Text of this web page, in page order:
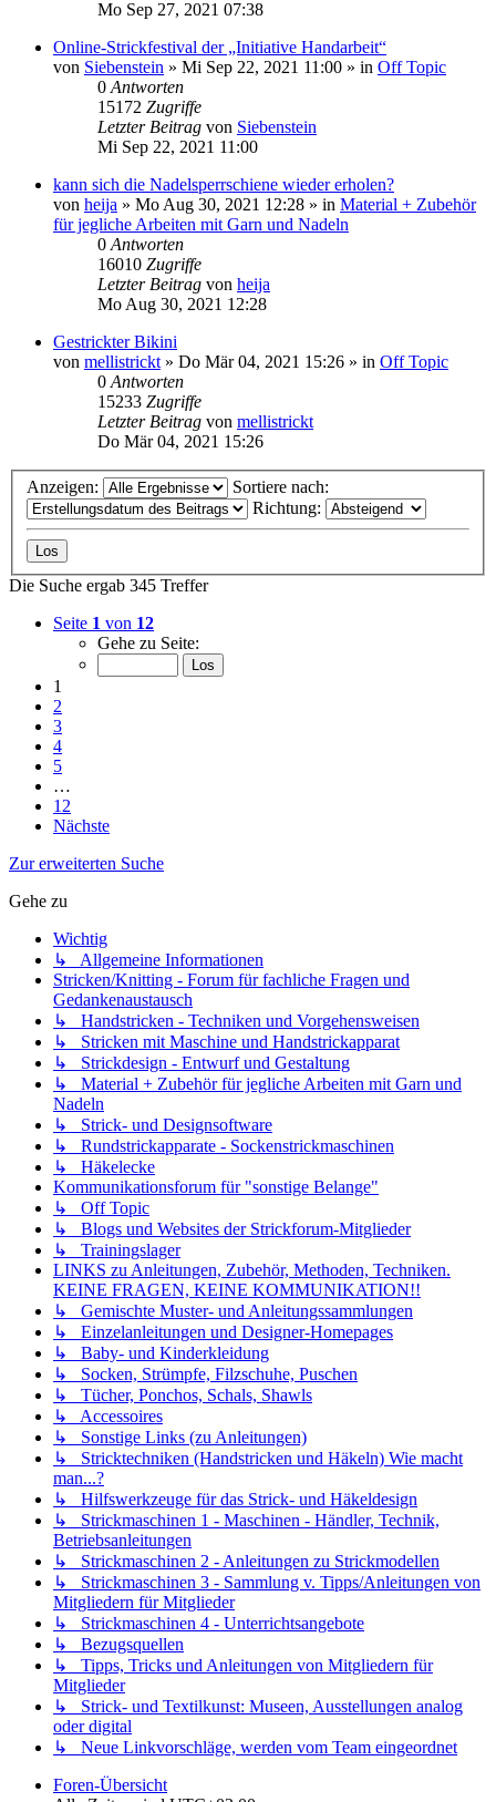
Mo Sep 27, 2021 07:38
Online-Strickfestival der „Initiative Handarbeit“
von Siebenstein » Mi Sep 22, 2021 11:00 » in Off Topic
0 Antworten
15172 Zugriffe
Letzter Beitrag von Siebenstein
Mi Sep 22, 2021 11:00
kann sich die Nadelsperrschiene wieder erholen?
von heija » Mo Aug 30, 2021 12:28 » in Material + Zubehör
für jegliche Arbeiten mit Garn und Nadeln
0 Antworten
16010 Zugriffe
Letzter Beitrag von heija
Mo Aug 30, 2021 12:28
Gestrickter Bikini
von mellistrickt » Do Mär 04, 2021 15:26 » in Off Topic
0 Antworten
15233 Zugriffe
Letzter Beitrag von mellistrickt
Do Mär 04, 2021 15:26
Anzeigen:
Sortiere nach:
Richtung:
Die Suche ergab 345 Treffer
Seite 1 von 12
Gehe zu Seite:
1
2
3
4
5
…
12
Nächste
Zur erweiterten Suche
Gehe zu
Wichtig
↳ Allgemeine Informationen
Stricken/Knitting - Forum für fachliche Fragen und
Gedankenaustausch
↳ Handstricken - Techniken und Vorgehensweisen
↳ Stricken mit Maschine und Handstrickapparat
↳ Strickdesign - Entwurf und Gestaltung
↳ Material + Zubehör für jegliche Arbeiten mit Garn und
Nadeln
↳ Strick- und Designsoftware
↳ Rundstrickapparate - Sockenstrickmaschinen
↳ Häkelecke
Kommunikationsforum für "sonstige Belange"
↳ Off Topic
↳ Blogs und Websites der Strickforum-Mitglieder
↳ Trainingslager
LINKS zu Anleitungen, Zubehör, Methoden, Techniken.
KEINE FRAGEN, KEINE KOMMUNIKATION!!
↳ Gemischte Muster- und Anleitungssammlungen
↳ Einzelanleitungen und Designer-Homepages
↳ Baby- und Kinderkleidung
↳ Socken, Strümpfe, Filzschuhe, Puschen
↳ Tücher, Ponchos, Schals, Shawls
↳ Accessoires
↳ Sonstige Links (zu Anleitungen)
↳ Stricktechniken (Handstricken und Häkeln) Wie macht
man...?
↳ Hilfswerkzeuge für das Strick- und Häkeldesign
↳ Strickmaschinen 1 - Maschinen - Händler, Technik,
Betriebsanleitungen
↳ Strickmaschinen 2 - Anleitungen zu Strickmodellen
↳ Strickmaschinen 3 - Sammlung v. Tipps/Anleitungen von
Mitgliedern für Mitglieder
↳ Strickmaschinen 4 - Unterrichtsangebote
↳ Bezugsquellen
↳ Tipps, Tricks und Anleitungen von Mitgliedern für
Mitglieder
↳ Strick- und Textilkunst: Museen, Ausstellungen analog
oder digital
↳ Neue Linkvorschläge, werden vom Team eingeordnet
Foren-Übersicht